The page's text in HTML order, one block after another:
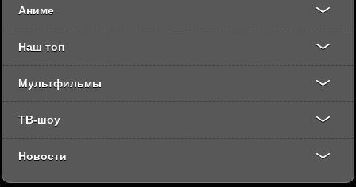
Аниме
Наш топ
Мультфильмы
ТВ-шоу
Новости